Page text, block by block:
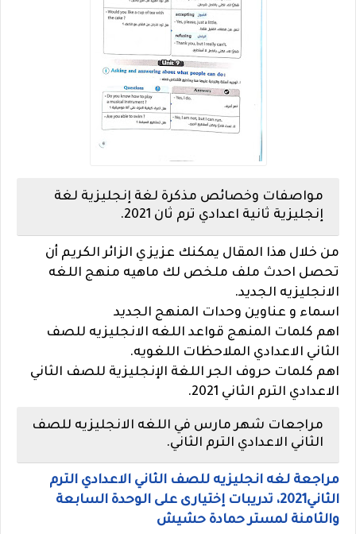
مواصفات وخصائص مذكرة لغة إنجليزية لغة
إنجليزية ثانية اعدادي ترم ثان 2021.
من خلال هذا المقال يمكنك عزيزي الزائر الكريم أن
تحصل احدث ملف ملخص لك ماهيه منهج اللغه
الانجليزيه الجديد.
اسماء و عناوين وحدات المنهج الجديد
اهم كلمات المنهج قواعد اللغه الانجليزيه للصف
الثاني الاعدادي الملاحظات اللغويه.
اهم كلمات حروف الجر اللغة الإنجليزية للصف الثاني
الاعدادي الترم الثاني 2021.
مراجعات شهر مارس في اللغه الانجليزيه للصف
الثاني الاعدادي الترم الثاني.
مراجعة لغه انجليزيه للصف الثاني الاعدادي الترم
الثاني2021، تدريبات إختيارى على الوحدة السابعة
والثامنة لمستر حمادة حشيش